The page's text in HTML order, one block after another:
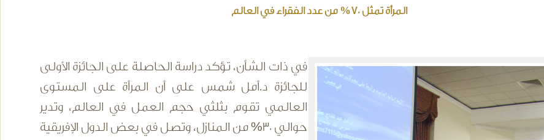
المرأة تمثل 70% من عدد الفقراء في العالم
في ذات الشأن، تؤكد دراسة الحاصلة على الجائزة الأولى
للجائزة د.أمل شمس على أن المرأة على المستوى
العالمي تقوم بثلثي حجم العمل في العالم، وتدير
حوالي 30% من المنازل، وتصل في بعض الدول الإفريقية